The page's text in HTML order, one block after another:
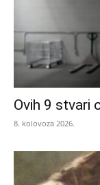
Ovih 9 stvari
8. kolovoza 2026.